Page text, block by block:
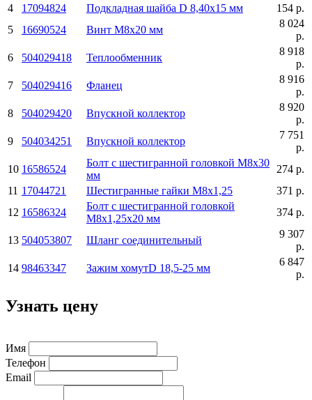
4
17094824 Подкладная шайба D 8,40х15 мм
154 р.
5
16690524 Винт М8х20 мм
8 024
р.
6
504029418 Теплообменник
8 918
р.
7
504029416 Фланец
8 916
р.
8
504029420 Впускной коллектор
8 920
р.
9
504034251 Впускной коллектор
7 751
р.
10 16586524
Болт с шестигранной головкой М8х30
мм
274 р.
11 17044721 Шестигранные гайки М8х1,25
371 р.
12 16586324
Болт с шестигранной головкой
М8x1,25x20 мм
374 р.
13 504053807 Шланг соединительный
9 307
р.
14 98463347 Зажим хомутD 18,5-25 мм
6 847
р.
Узнать цену
Имя
Телефон
Email